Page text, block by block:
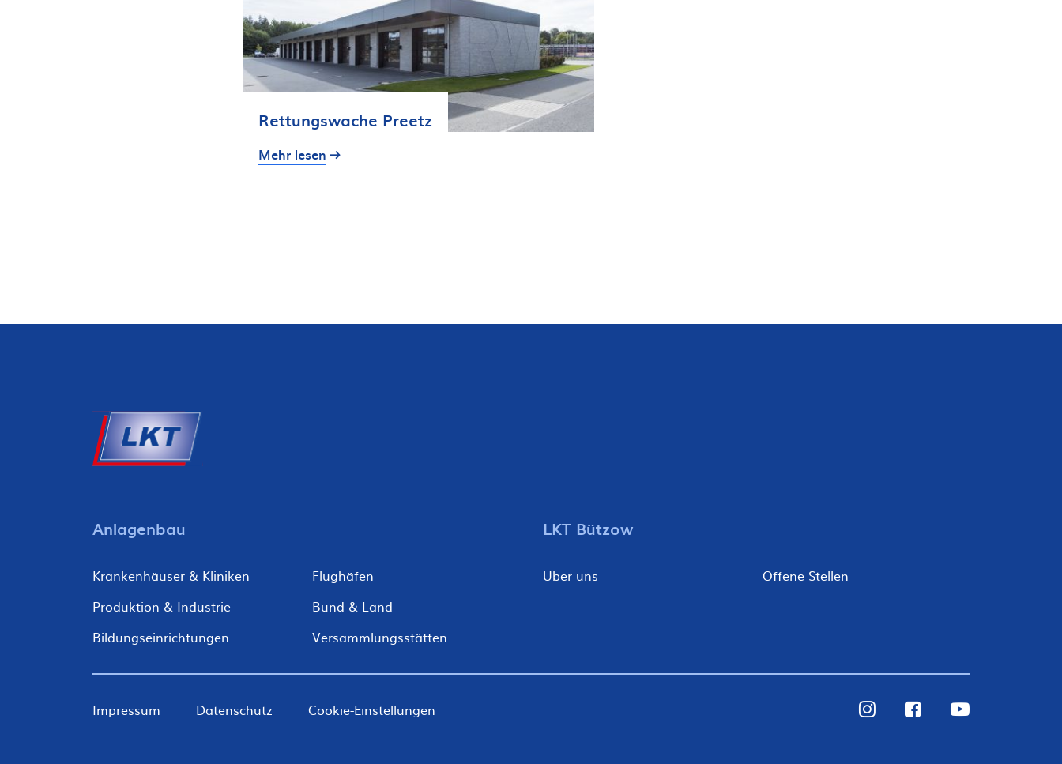
Rettungswache Preetz
Mehr lesen
Anlagenbau
Krankenhäuser & Kliniken
Produktion & Industrie
Bildungseinrichtungen
Flughäfen
Bund & Land
Versammlungsstätten
LKT Bützow
Über uns Offene Stellen
Fußzeile
Impressum Datenschutz Cookie-Einstellungen